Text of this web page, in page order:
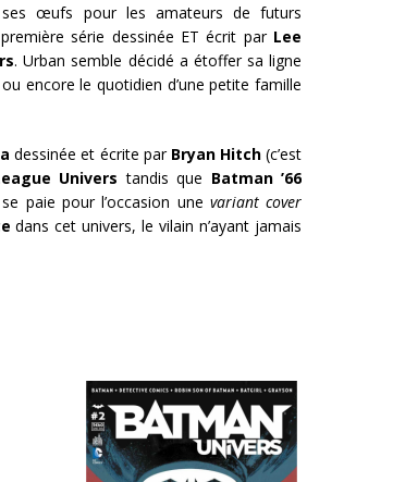
œufs pour les amateurs de futurs
série dessinée ET écrit par Lee
. Urban semble décidé a étoffer sa ligne
encore le quotidien d’une petite famille
dessinée et écrite par Bryan Hitch(c’est
Univers tandis que Batman ’66
paie pour l’occasion une variant cover
dans cet univers, le vilain n’ayant jamais